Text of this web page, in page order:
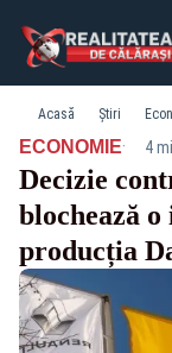
Acasă Știri
ECONOMIE· 4
Decizie
blochează
producția